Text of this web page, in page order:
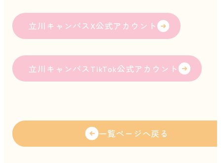
立川キャンパスX公式アカウント
立川キャンパスTikTok公式アカウント
一覧ページへ戻る